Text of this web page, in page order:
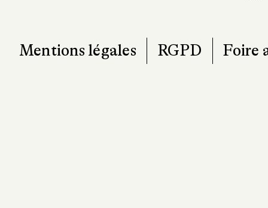
Mentions légales RGPD Foire